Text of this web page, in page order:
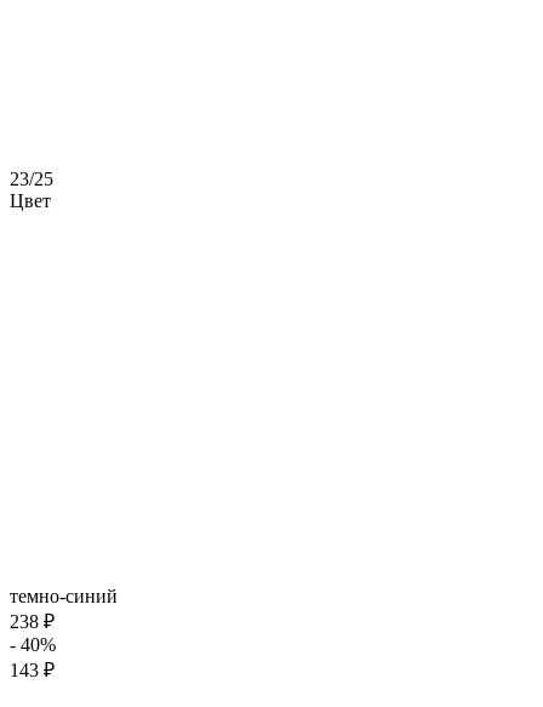
23/25
Цвет
темно-синий
238 ₽
- 40%
143 ₽